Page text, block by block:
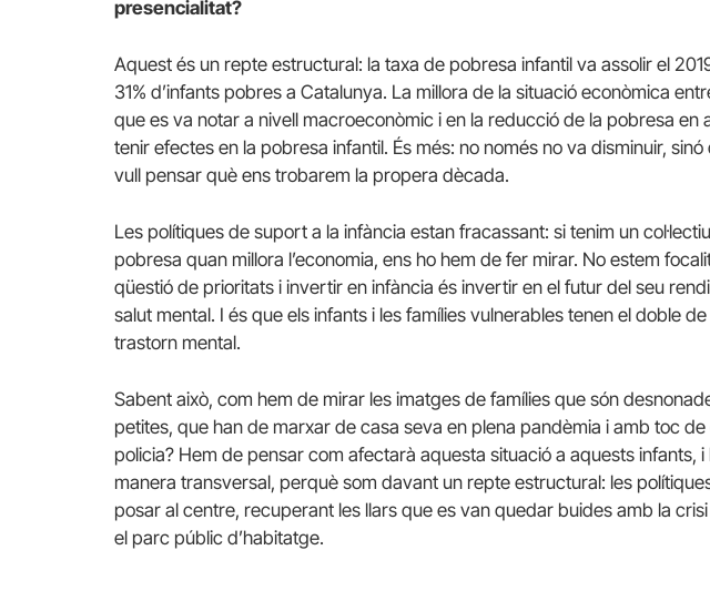
presencialitat?
Aquest és un repte estructural: la taxa de pobresa infantil va assolir el
31% d’infants pobres a Catalunya. La millora de la situació econòmica
que es va notar a nivell macroeconòmic i en la reducció de la pobresa en
tenir efectes en la pobresa infantil. És més: no només no va disminuir,
vull pensar què ens trobarem la propera dècada.
Les polítiques de suport a la infància estan fracassant: si tenim un
pobresa quan millora l’economia, ens ho hem de fer mirar. No estem
qüestió de prioritats i invertir en infància és invertir en el futur del seu
salut mental. I és que els infants i les famílies vulnerables tenen el doble
trastorn mental.
Sabent això, com hem de mirar les imatges de famílies que són
petites, que han de marxar de casa seva en plena pandèmia i amb toc
policia? Hem de pensar com afectarà aquesta situació a aquests infants,
manera transversal, perquè som davant un repte estructural: les
posar al centre, recuperant les llars que es van quedar buides amb la
el parc públic d’habitatge.